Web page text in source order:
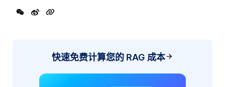
快速免费计算您的 RAG 成本